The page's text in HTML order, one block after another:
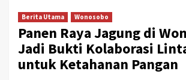
Berita Utama Wonosobo
Panen Raya Jagung di
Jadi Bukti Kolaborasi
untuk Ketahanan Pangan